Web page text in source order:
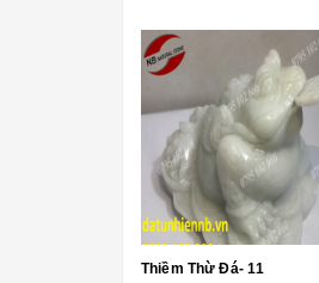
Thiềm Thừ Đá- 11